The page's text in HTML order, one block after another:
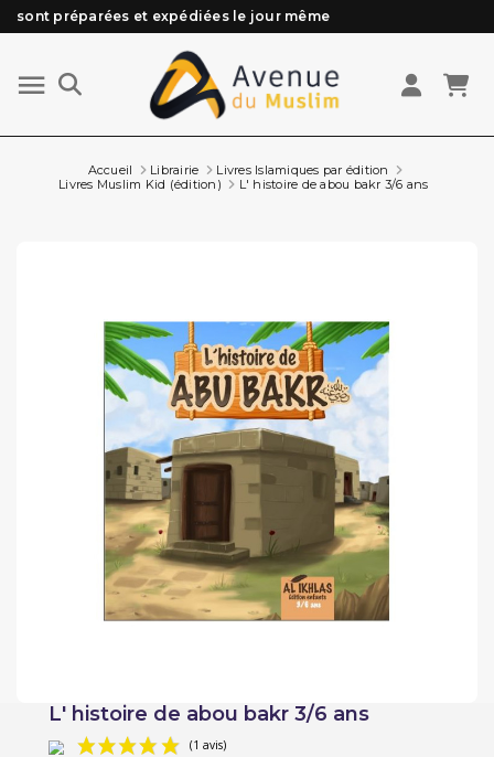
Besoin d'aide ? Retrouvez notre FAQ
Livraison offerte à partir de 89€ d'achat*
Les Commandes passées avant 15h (lun au Vend)
Accueil Librairie
Livres Islamiques par édition
Livres Muslim Kid (édition)
L' histoire de abou bakr 3/6 ans
L' histoire de abou bakr 3/6 ans